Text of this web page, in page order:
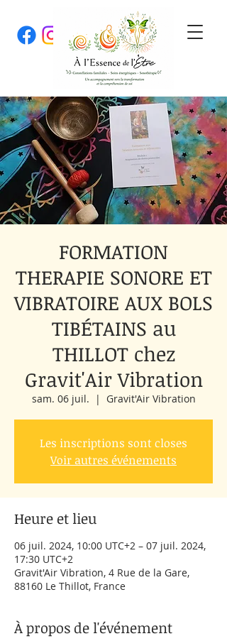
FORMATION
THERAPIE SONORE ET
VIBRATOIRE AUX BOLS
TIBÉTAINS au
THILLOT chez
Gravit'Air Vibration
sam. 06 juil.
  |
Gravit'Air Vibration
Les inscriptions sont closes
Voir autres événements
Heure et lieu
06 juil. 2024, 10:00 UTC+2 – 07 juil. 2024,
17:30 UTC+2
Gravit'Air Vibration, 4 Rue de la Gare,
88160 Le Thillot, France
À propos de l'événement